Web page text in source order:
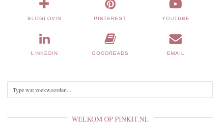
BLOGLOVIN PINTEREST YOUTUBE
LINKEDIN GOODREADS EMAIL
WELKOM OP PINKIT.NL